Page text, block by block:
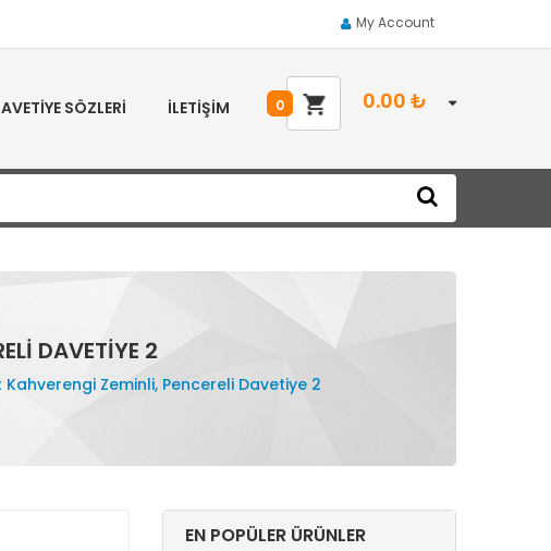
My Account
SÖZLERI İLETIŞIM 0.00 ₺
0
DAVETIYE 2
Kahverengi Zeminli, Pencereli Davetiye 2
EN POPÜLER ÜRÜNLER